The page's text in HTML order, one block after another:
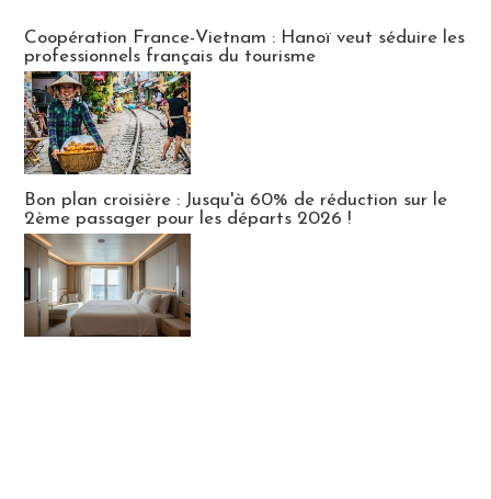
Coopération France-Vietnam : Hanoï veut séduire les
professionnels français du tourisme
Bon plan croisière : Jusqu'à 60% de réduction sur le
2ème passager pour les départs 2026 !